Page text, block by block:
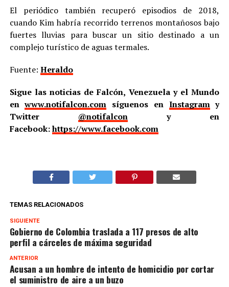
El periódico también recuperó episodios de 2018,
cuando Kim habría recorrido terrenos montañosos bajo
fuertes lluvias para buscar un sitio destinado a un
complejo turístico de aguas termales.
Fuente: Heraldo
Sigue las noticias de Falcón, Venezuela y el Mundo
enwww.notifalcon.com síguenos en Instagramy
Twitter @notifalcony en
Facebook:https://www.facebook.com
TEMAS RELACIONADOS
SIGUIENTE
Gobierno de Colombia traslada a 117 presos de alto
perfil a cárceles de máxima seguridad
ANTERIOR
Acusan a un hombre de intento de homicidio por cortar
el suministro de aire a un buzo